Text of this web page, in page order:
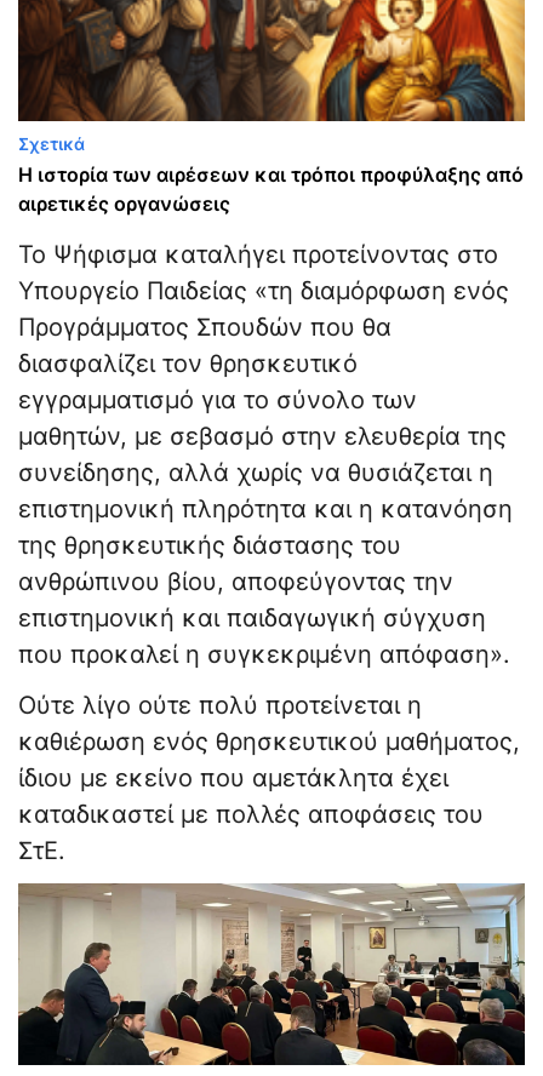
Σχετικά
Η ιστορία των αιρέσεων και τρόποι προφύλαξης από
αιρετικές οργανώσεις
Το Ψήφισμα καταλήγει προτείνοντας στο
Υπουργείο Παιδείας «τη διαμόρφωση ενός
Προγράμματος Σπουδών που θα
διασφαλίζει τον θρησκευτικό
εγγραμματισμό για το σύνολο των
μαθητών, με σεβασμό στην ελευθερία της
συνείδησης, αλλά χωρίς να θυσιάζεται η
επιστημονική πληρότητα και η κατανόηση
της θρησκευτικής διάστασης του
ανθρώπινου βίου, αποφεύγοντας την
επιστημονική και παιδαγωγική σύγχυση
που προκαλεί η συγκεκριμένη απόφαση».
Ούτε λίγο ούτε πολύ προτείνεται η
καθιέρωση ενός θρησκευτικού μαθήματος,
ίδιου με εκείνο που αμετάκλητα έχει
καταδικαστεί με πολλές αποφάσεις του
ΣτΕ.